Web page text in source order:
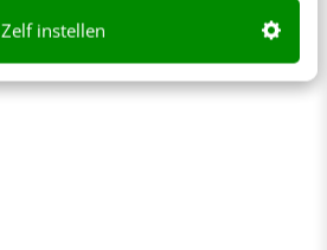
Zelf instellen